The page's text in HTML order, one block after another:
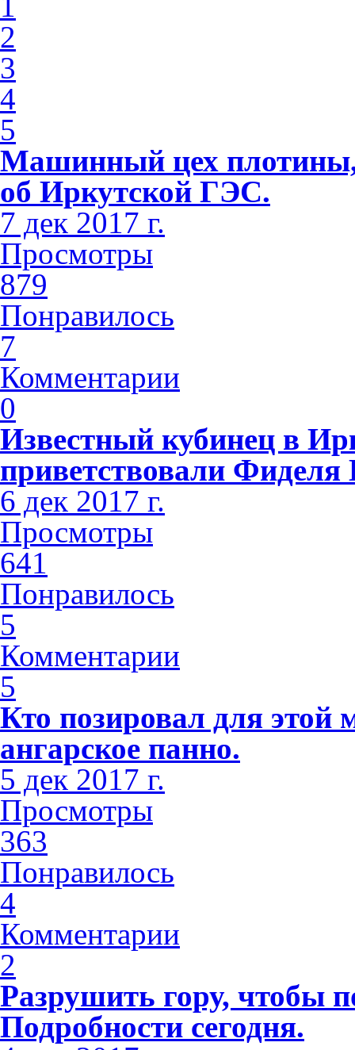
2
3
4
5
Машинный цех плотины,
об Иркутской ГЭС.
7 дек 2017 г.
Просмотры
879
Понравилось
7
Комментарии
0
Известный кубинец в
приветствовали Фиделя
6 дек 2017 г.
Просмотры
641
Понравилось
5
Комментарии
5
Кто позировал для этой
ангарское панно.
5 дек 2017 г.
Просмотры
363
Понравилось
4
Комментарии
2
Разрушить гору, чтобы
Подробности сегодня.